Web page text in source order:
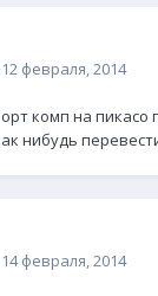
12 февраля, 2014
комп на пикасо
нибудь
14 февраля, 2014